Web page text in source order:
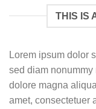
THIS IS
Lorem ipsum dolor
sed diam
dolore magna
amet, consectetuer